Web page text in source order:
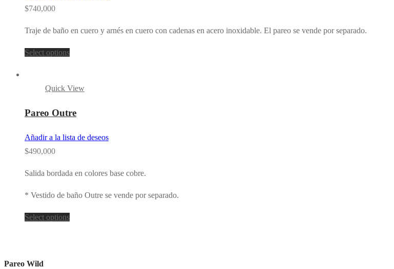
$740,000
Traje de baño en cuero y arnés en cuero con cadenas en acero inoxidable. El pareo se vende por separado.
Select options
Quick View
Pareo Outre
Añadir a la lista de deseos
$490,000
Salida bordada en colores base cobre.
* Vestido de baño Outre se vende por separado.
Select options
Pareo Wild